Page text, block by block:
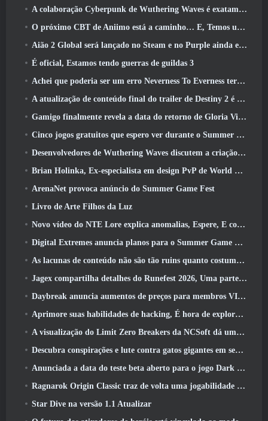
A colaboração Cyberpunk de Wuthering Waves é exatamente o que eu quero dos meus eventos de crossover de videogame
O próximo CBT de Aniimo está a caminho… E, Temos uma janela oficial de lançamento
Aião 2 Global será lançado no Steam e no Purple ainda este ano
É oficial, Estamos tendo guerras de guildas 3
Achei que poderia ser um erro Neverness To Everness ter o evento Porsche Collab Gacha tão cedo, Mas eu estava errado
A atualização de conteúdo final do trailer de Destiny 2 é um grito de guerra
Gamigo finalmente revela a data do retorno de Gloria Victis, Será que sobreviverá na segunda vez?
Cinco jogos gratuitos que espero ver durante o Summer Game Fest
Desenvolvedores de Wuthering Waves discutem a criação da sequência de batalha Lahai-Roi Mech
Brian Holinka, Ex-especialista em design PvP de World Of Warcraft, Junta-se à equipe MMO de League Of Legends
ArenaNet provoca anúncio do Summer Game Fest
Livro de Arte Filhos da Luz
Novo vídeo do NTE Lore explica anomalias, Espere, E como uma organização ‘secreta’ rastreia tudo
Digital Extremes anuncia planos para o Summer Game Fest
As lacunas de conteúdo não são tão ruins quanto costumavam ser
Jagex compartilha detalhes do Runefest 2026, Uma parte da comemoração do 25º aniversário do RuneScape IP
Daybreak anuncia aumentos de preços para membros VIP do Lord Of The Rings Online
Aprimore suas habilidades de hacking, É hora de explorar a cidade noturna em ondas uivantes
A visualização do Limit Zero Breakers da NCSoft dá uma ideia do que esperar do próximo teste do prólogo
Descubra conspirações e lute contra gatos gigantes em seu tempo de inatividade na última atualização de Where Winds Meet
Anunciada a data do teste beta aberto para o jogo Dark Fantasy Extraction, Caçador da Névoa
Ragnarok Origin Classic traz de volta uma jogabilidade justa de MMORPG e CBT abre em junho 4
Star Dive na versão 1.1 Atualizar